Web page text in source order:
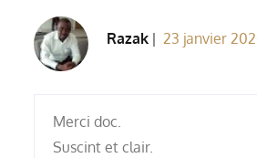
Razak 23 janvier
Merci doc.
Suscint et clair.